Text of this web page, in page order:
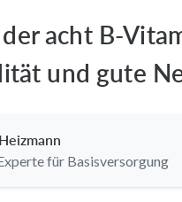
acht B-
und gute
für Basisversorgung